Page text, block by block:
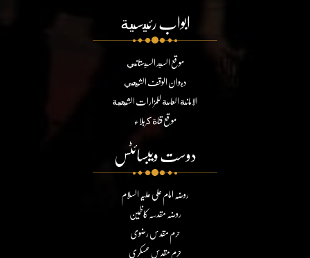
ابواب رئيسية
موقع السيد السيستاني
ديوان الوقف الشيعي
الامانة العامة للمزارات الشيعية
موقع قناة كربلاء
دوست ویبسائٹس
روضہ امام علی علیہ السلام
روضہ مقدسہ کاظمین
حرم مقدس رضوی
حرم مقدس عسکری